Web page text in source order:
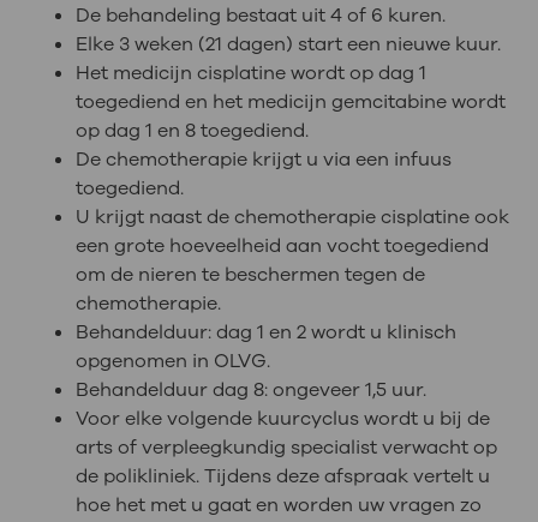
De behandeling bestaat uit 4 of 6 kuren.
Elke 3 weken (21 dagen) start een nieuwe kuur.
Het medicijn cisplatine wordt op dag 1
toegediend en het medicijn gemcitabine wordt
op dag 1 en 8 toegediend.
De chemotherapie krijgt u via een infuus
toegediend.
U krijgt naast de chemotherapie cisplatine ook
een grote hoeveelheid aan vocht toegediend
om de nieren te beschermen tegen de
chemotherapie.
Behandelduur: dag 1 en 2 wordt u klinisch
opgenomen in OLVG.
Behandelduur dag 8: ongeveer 1,5 uur.
Voor elke volgende kuurcyclus wordt u bij de
arts of verpleegkundig specialist verwacht op
de polikliniek. Tijdens deze afspraak vertelt u
hoe het met u gaat en worden uw vragen zo